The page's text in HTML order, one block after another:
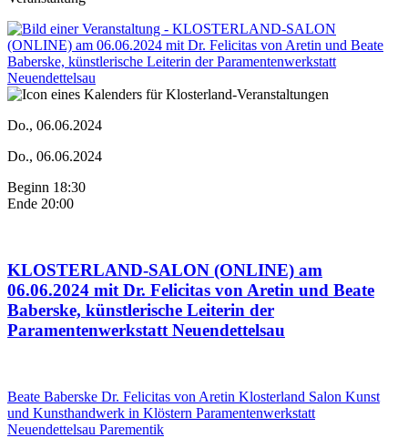
Do., 06.06.2024
Do., 06.06.2024
Beginn 18:30
Ende 20:00
KLOSTERLAND-SALON (ONLINE) am
06.06.2024 mit Dr. Felicitas von Aretin und Beate
Baberske, künstlerische Leiterin der
Paramentenwerkstatt Neuendettelsau
Beate Baberske Dr. Felicitas von Aretin Klosterland Salon Kunst
und Kunsthandwerk in Klöstern Paramentenwerkstatt
Neuendettelsau Parementik